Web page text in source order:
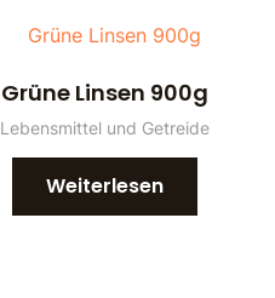
Grüne Linsen 900g
Lebensmittel und Getreide
Weiterlesen